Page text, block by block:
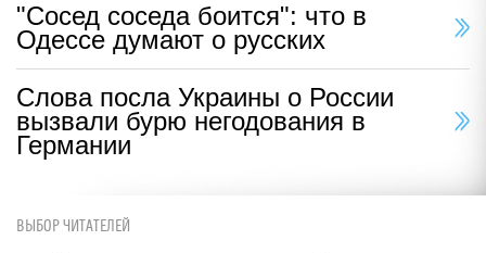
"Сосед соседа боится": что в
Одессе думают о русских
Слова посла Украины о России
вызвали бурю негодования в
Германии
ВЫБОР ЧИТАТЕЛЕЙ